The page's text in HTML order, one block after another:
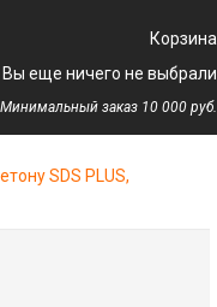
Корзина
Вы еще ничего не выбрали
Минимальный заказ 10 000 руб.
SDS PLUS,